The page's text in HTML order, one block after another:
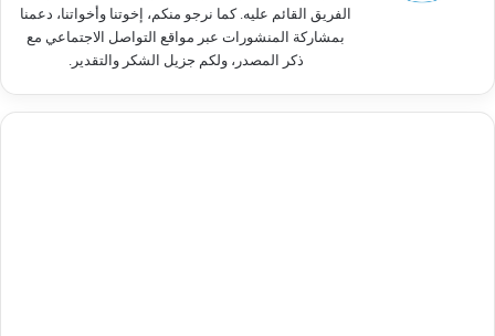
الفريق القائم عليه. كما نرجو منكم، إخوتنا وأخواتنا، دعمنا
بمشاركة المنشورات عبر مواقع التواصل الاجتماعي مع
ذكر المصدر، ولكم جزيل الشكر والتقدير.